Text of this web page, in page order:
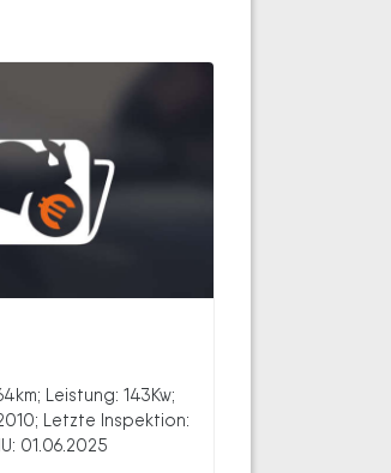
Leistung: 143Kw;
Letzte Inspektion:
01.06.2025